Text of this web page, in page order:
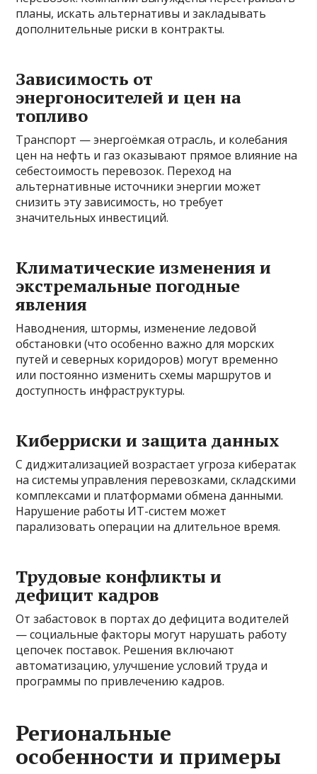
планы, искать альтернативы и закладывать
дополнительные риски в контракты.
Зависимость от
энергоносителей и цен на
топливо
Транспорт — энергоёмкая отрасль, и колебания
цен на нефть и газ оказывают прямое влияние на
себестоимость перевозок. Переход на
альтернативные источники энергии может
снизить эту зависимость, но требует
значительных инвестиций.
Климатические изменения и
экстремальные погодные
явления
Наводнения, штормы, изменение ледовой
обстановки (что особенно важно для морских
путей и северных коридоров) могут временно
или постоянно изменить схемы маршрутов и
доступность инфраструктуры.
Киберриски и защита данных
С диджитализацией возрастает угроза кибератак
на системы управления перевозками, складскими
комплексами и платформами обмена данными.
Нарушение работы ИТ-систем может
парализовать операции на длительное время.
Трудовые конфликты и
дефицит кадров
От забастовок в портах до дефицита водителей
— социальные факторы могут нарушать работу
цепочек поставок. Решения включают
автоматизацию, улучшение условий труда и
программы по привлечению кадров.
Региональные
особенности и примеры